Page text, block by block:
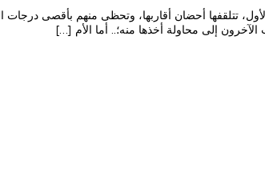
تتلقفها أحضان أقاربها، وتحظى منهم بأقصى
إلى محاولة أخذها منه؛.. أما الأم […]